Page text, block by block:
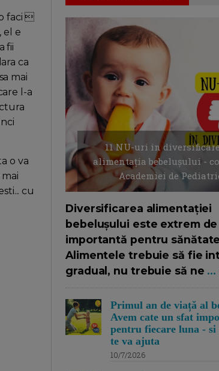
faci 
el e
fii
ca
mai
l-a
o va
cu
11 NU-uri in
alimentația bebelușului -
Academiei de
Diversificarea alimentației
bebelușului este extrem de
importantă pentru
Alimentele trebuie să fie
gradual, nu trebuie să ne ...
Primul an de viață al
Avem cate un sfat
pentru fiecare luna - si
te va ajuta
10/7/2026